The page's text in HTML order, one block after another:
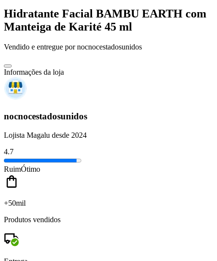
Hidratante Facial BAMBU EARTH com
Manteiga de Karité 45 ml
Vendido e entregue por nocnocestadosunidos
Informações da loja
nocnocestadosunidos
Lojista Magalu desde 2024
4.7
RuimÓtimo
+50mil
Produtos vendidos